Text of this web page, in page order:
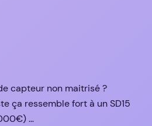
capteur non maitrisé ?
ça ressemble fort à un SD15
…